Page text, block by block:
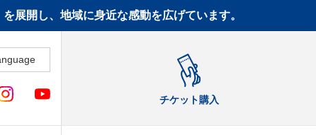
展開し、地域に身近な感動を広げています。
チケット購入